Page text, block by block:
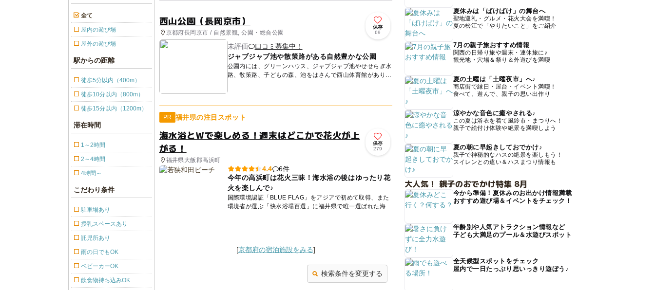
西山公園（長岡京市）
京都府長岡京市 / 自然景観, 公園・総合公園
保存
69
未評価
口コミ募集中！
ジャブジャブ池や散策路がある自然豊かな公園
公園内には、グリーンハウス、ジャブジャブ池やせせらぎ水
路、散策路、子どもの森、池をはさんで西山体育館があり、
す。グリーン...
PR 福井県の注目スポット
海水浴とＷで楽しめる！週末はどこかで花火が上
がる！
福井県大飯郡高浜町
保存
279
4.4
6件
今年の高浜町は花火三昧！海水浴の後はゆったり花
火を楽しんで♪
国際環境認証「BLUE FLAG」をアジアで初めて取得、また
環境省が選ぶ「快水浴場百選」に福井県で唯一選ばれた海水
[京都府の宿泊施設をみる]
検索条件を変更する
全て
屋内の遊び場
屋外の遊び場
駅からの距離
徒歩5分以内（400m）
徒歩10分以内（800m）
徒歩15分以内（1200m）
滞在時間
1～2時間
2～4時間
4時間～
こだわり条件
駐車場あり
授乳スペースあり
託児所あり
雨の日でもOK
ベビーカーOK
飲食物持ち込みOK
夏休みは「ばけばけ」の舞台へ
聖地巡礼・グルメ・花火大会を満喫！
夏の松江で「やりたいこと」をご紹介
7月の親子旅おすすめ情報
関西の日帰り旅や週末・連休旅に♪
観光地・穴場＆祭り＆外遊びを満喫
夏の土曜は「土曜夜市」へ♪
商店街で縁日・屋台・イベント満喫！
食べて、遊んで、親子の思い出作り
涼やかな音色に癒やされる♪
この夏は浴衣を着て風鈴市・まつりへ！
親子で絵付け体験や絶景を満喫しよう
夏の朝に早起きしておでかけ♪
親子で神秘的なハスの絶景を楽しもう！
スイレンとの違い＆ハスまつり情報も
大人気！ 親子のおでかけ特集 8月
今から準備！夏休みのお出かけ情報満載
おすすめ遊び場＆イベントをチェック！
年齢別や人気アトラクション情報など
子ども大満足のプール＆水遊びスポット
全天候型スポットをチェック
屋内で一日たっぷり思いっきり遊ぼう♪